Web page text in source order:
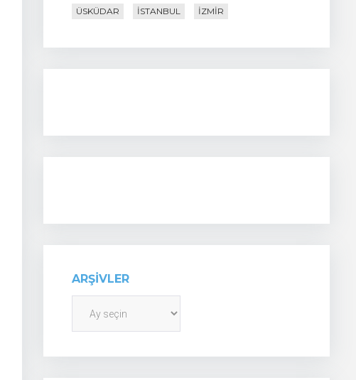
ÜSKÜDAR İSTANBUL İZMIR
ARŞIVLER